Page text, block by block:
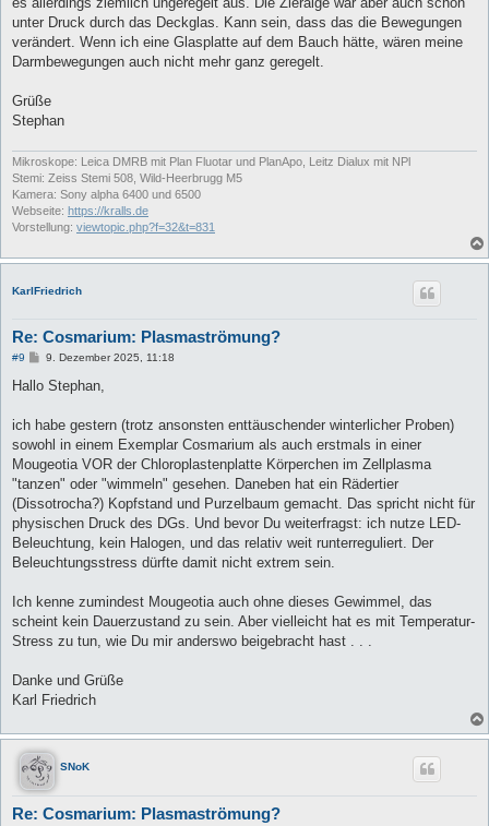
unter Druck durch das Deckglas. Kann sein, dass das die Bewegungen
verändert. Wenn ich eine Glasplatte auf dem Bauch hätte, wären meine
Darmbewegungen auch nicht mehr ganz geregelt.
Grüße
Stephan
Mikroskope: Leica DMRB mit Plan Fluotar und PlanApo, Leitz Dialux mit NPl
Stemi: Zeiss Stemi 508, Wild-Heerbrugg M5
Kamera: Sony alpha 6400 und 6500
Webseite: https://kralls.de
Vorstellung: viewtopic.php?f=32&t=831
KarlFriedrich
Re: Cosmarium: Plasmaströmung?
#9
B
i
a
9. Dezember 2025, 11:18
Hallo Stephan,
ich habe gestern (trotz ansonsten enttäuschender winterlicher Proben)
sowohl in einem Exemplar Cosmarium als auch erstmals in einer
Mougeotia VOR der Chloroplastenplatte Körperchen im Zellplasma
"tanzen" oder "wimmeln" gesehen. Daneben hat ein Rädertier
(Dissotrocha?) Kopfstand und Purzelbaum gemacht. Das spricht nicht für
physischen Druck des DGs. Und bevor Du weiterfragst: ich nutze LED-
Beleuchtung, kein Halogen, und das relativ weit runterreguliert. Der
Beleuchtungsstress dürfte damit nicht extrem sein.
Ich kenne zumindest Mougeotia auch ohne dieses Gewimmel, das
scheint kein Dauerzustand zu sein. Aber vielleicht hat es mit Temperatur-
Stress zu tun, wie Du mir anderswo beigebracht hast . . .
Danke und Grüße
Karl Friedrich
SNoK
Re: Cosmarium: Plasmaströmung?